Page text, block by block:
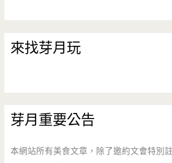
來找芽月玩
芽月重要公告
本網站所有美食文章，除了邀約文會特別